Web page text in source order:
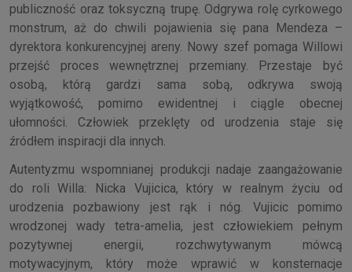
publiczność oraz toksyczną trupę. Odgrywa rolę cyrkowego
monstrum, aż do chwili pojawienia się pana Mendeza –
dyrektora konkurencyjnej areny. Nowy szef pomaga Willowi
przejść proces wewnętrznej przemiany. Przestaje być
osobą, którą gardzi sama sobą, odkrywa swoją
wyjątkowość, pomimo ewidentnej i ciągle obecnej
ułomności. Człowiek przeklęty od urodzenia staje się
źródłem inspiracji dla innych.
Autentyzmu wspomnianej produkcji nadaje zaangażowanie
do roli Willa: Nicka Vujicica, który w realnym życiu od
urodzenia pozbawiony jest rąk i nóg. Vujicic pomimo
wrodzonej wady tetra-amelia, jest człowiekiem pełnym
pozytywnej energii, rozchwytywanym mówcą
motywacyjnym, który może wprawić w konsternacje